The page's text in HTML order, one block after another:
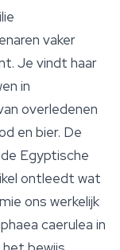
vaker
Je vindt haar
in
overledenen
en bier. De
Egyptische
ontleedt wat
ons werkelijk
caerulea in